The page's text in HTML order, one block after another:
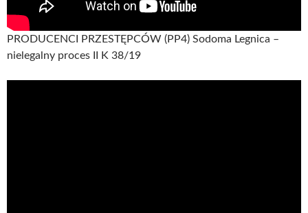
PRODUCENCI PRZESTĘPCÓW (PP4) Sodoma Legnica –
nielegalny proces II K 38/19